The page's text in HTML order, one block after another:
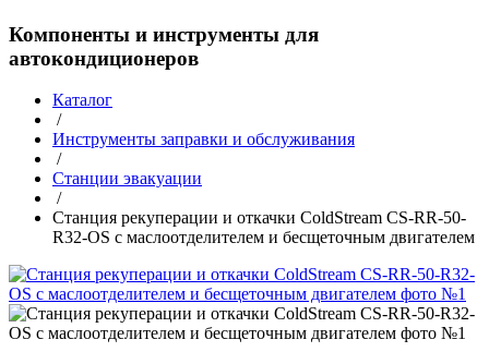
Компоненты и инструменты для
автокондиционеров
Каталог
/
Инструменты заправки и обслуживания
/
Станции эвакуации
/
Станция рекуперации и откачки ColdStream CS-RR-50-
R32-OS с маслоотделителем и бесщеточным двигателем